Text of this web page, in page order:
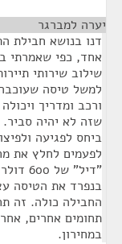
יערה למברגר
דנו בנושא חבילת
אחד, כפי שאמרתי
שילוב שירותי
ורכב ומדריך
שזה לא יהיה
ביחס לפגיעה
לפעמים לחלץ את
"דיל"
בנפרד את הטיסה
החבילה כולה. זה
תחומים אחרים,
במחירון.